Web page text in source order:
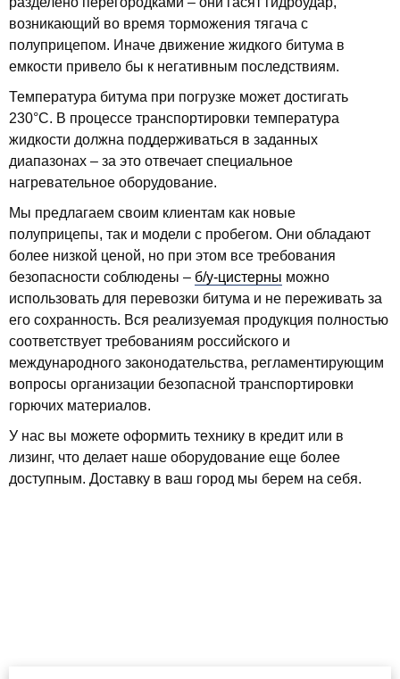
возникающий во время торможения тягача с
полуприцепом. Иначе движение жидкого битума в
емкости привело бы к негативным последствиям.
Температура битума при погрузке может достигать
230°С. В процессе транспортировки температура
жидкости должна поддерживаться в заданных
диапазонах – за это отвечает специальное
нагревательное оборудование.
Мы предлагаем своим клиентам как новые
полуприцепы, так и модели с пробегом. Они обладают
более низкой ценой, но при этом все требования
безопасности соблюдены – б/у-цистерны можно
использовать для перевозки битума и не переживать за
его сохранность. Вся реализуемая продукция полностью
соответствует требованиям российского и
международного законодательства, регламентирующим
вопросы организации безопасной транспортировки
горючих материалов.
У нас вы можете оформить технику в кредит или в
лизинг, что делает наше оборудование еще более
доступным. Доставку в ваш город мы берем на себя.